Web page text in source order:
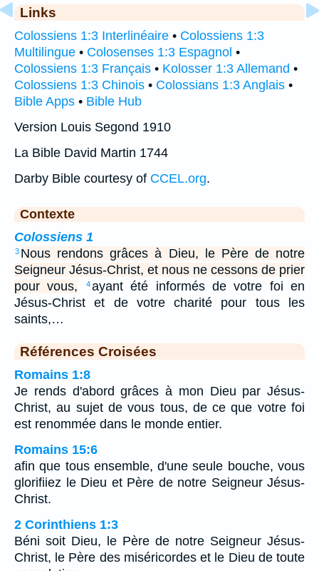
Links
Colossiens 1:3 Interlinéaire • Colossiens 1:3
Multilingue • Colosenses 1:3 Espagnol •
Colossiens 1:3 Français • Kolosser 1:3 Allemand •
Colossiens 1:3 Chinois • Colossians 1:3 Anglais •
Bible Apps • Bible Hub
Version Louis Segond 1910
La Bible David Martin 1744
Darby Bible courtesy of CCEL.org.
Contexte
Colossiens 1
3 Nous rendons grâces à Dieu, le Père de notre
Seigneur Jésus-Christ, et nous ne cessons de prier
pour vous,
4ayant été informés de votre foi en
Jésus-Christ et de votre charité pour tous les
saints,…
Références Croisées
Romains 1:8
Je rends d'abord grâces à mon Dieu par Jésus-
Christ, au sujet de vous tous, de ce que votre foi
est renommée dans le monde entier.
Romains 15:6
afin que tous ensemble, d'une seule bouche, vous
glorifiiez le Dieu et Père de notre Seigneur Jésus-
Christ.
2 Corinthiens 1:3
Béni soit Dieu, le Père de notre Seigneur Jésus-
Christ, le Père des miséricordes et le Dieu de toute